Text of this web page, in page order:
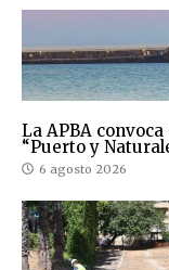
La APBA
“Puerto y
6 agosto 2026